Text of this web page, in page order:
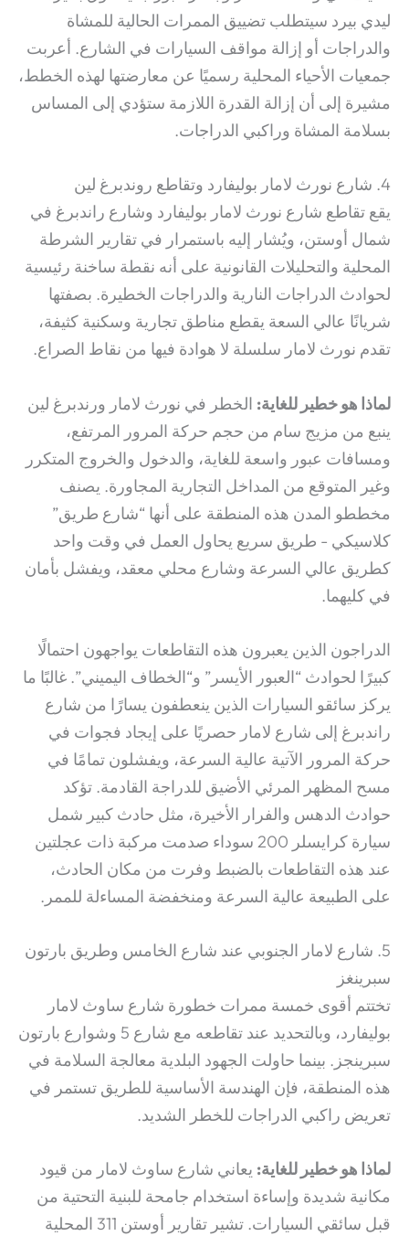
ليدي بيرد سيتطلب تضييق الممرات الحالية للمشاة
والدراجات أو إزالة مواقف السيارات في الشارع. أعربت
جمعيات الأحياء المحلية رسميًا عن معارضتها لهذه الخطط،
مشيرة إلى أن إزالة القدرة اللازمة ستؤدي إلى المساس
بسلامة المشاة وراكبي الدراجات.
4. شارع نورث لامار بوليفارد وتقاطع روندبرغ لين
يقع تقاطع شارع نورث لامار بوليفارد وشارع راندبرغ في
شمال أوستن، ويُشار إليه باستمرار في تقارير الشرطة
المحلية والتحليلات القانونية على أنه نقطة ساخنة رئيسية
لحوادث الدراجات النارية والدراجات الخطيرة. بصفتها
شريانًا عالي السعة يقطع مناطق تجارية وسكنية كثيفة،
تقدم نورث لامار سلسلة لا هوادة فيها من نقاط الصراع.
لماذا هو خطير للغاية: الخطر في نورث لامار ورندبرغ لين
ينبع من مزيج سام من حجم حركة المرور المرتفع،
ومسافات عبور واسعة للغاية، والدخول والخروج المتكرر
وغير المتوقع من المداخل التجارية المجاورة. يصنف
مخططو المدن هذه المنطقة على أنها “شارع طريق”
كلاسيكي - طريق سريع يحاول العمل في وقت واحد
كطريق عالي السرعة وشارع محلي معقد، ويفشل بأمان
في كليهما.
الدراجون الذين يعبرون هذه التقاطعات يواجهون احتمالًا
كبيرًا لحوادث “العبور الأيسر” و“الخطاف اليميني”. غالبًا ما
يركز سائقو السيارات الذين ينعطفون يسارًا من شارع
راندبرغ إلى شارع لامار حصريًا على إيجاد فجوات في
حركة المرور الآتية عالية السرعة، ويفشلون تمامًا في
مسح المظهر المرئي الأضيق للدراجة القادمة. تؤكد
حوادث الدهس والفرار الأخيرة، مثل حادث كبير شمل
سيارة كرايسلر 200 سوداء صدمت مركبة ذات عجلتين
عند هذه التقاطعات بالضبط وفرت من مكان الحادث،
على الطبيعة عالية السرعة ومنخفضة المساءلة للممر.
5. شارع لامار الجنوبي عند شارع الخامس وطريق بارتون
سبرينغز
تختتم أقوى خمسة ممرات خطورة شارع ساوث لامار
بوليفارد، وبالتحديد عند تقاطعه مع شارع 5 وشوارع بارتون
سبرينجز. بينما حاولت الجهود البلدية معالجة السلامة في
هذه المنطقة، فإن الهندسة الأساسية للطريق تستمر في
تعريض راكبي الدراجات للخطر الشديد.
لماذا هو خطير للغاية: يعاني شارع ساوث لامار من قيود
مكانية شديدة وإساءة استخدام جامحة للبنية التحتية من
قبل سائقي السيارات. تشير تقارير أوستن 311 المحلية